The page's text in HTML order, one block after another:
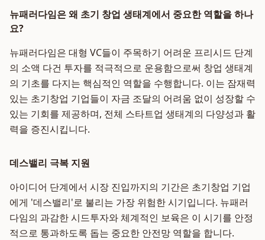
뉴패러다임은 왜 초기 창업 생태계에서 중요한 역할을 하나
요?
뉴패러다임은 대형 VC들이 주목하기 어려운 프리시드 단계
의 소액 다건 투자를 적극적으로 운용함으로써 창업 생태계
의 기초를 다지는 핵심적인 역할을 수행합니다. 이는 잠재력
있는 초기창업 기업들이 자금 조달의 어려움 없이 성장할 수
있는 기회를 제공하며, 전체 스타트업 생태계의 다양성과 활
력을 증진시킵니다.
데스밸리 극복 지원
아이디어 단계에서 시장 진입까지의 기간은 초기창업 기업
에게 '데스밸리'로 불리는 가장 위험한 시기입니다. 뉴패러
다임의 과감한 시드투자와 체계적인 보육은 이 시기를 안정
적으로 통과하도록 돕는 중요한 안전망 역할을 합니다.